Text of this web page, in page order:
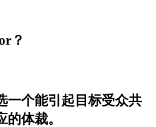
？
一个能引起目标受众共
体裁。